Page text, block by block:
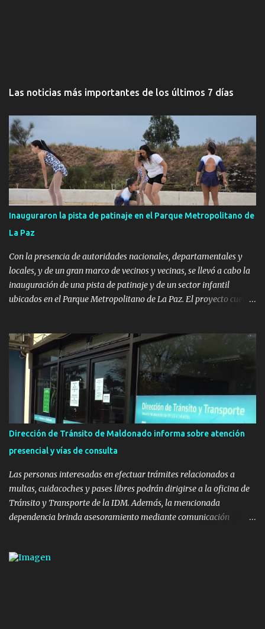
Las noticias más importantes de los últimos 7 días
Inauguraron la pista de patinaje en el Parque Metropolitano de
La Paz
Con la presencia de autoridades nacionales, departamentales y
locales, y de un gran marco de vecinos y vecinas, se llevó a cabo la
inauguración de una pista de patinaje y de un sector infantil
ubicados en el Parque Metropolitano de La Paz. El proyecto cuenta
Pública de OPP, así como aportes del Gobierno de Canelones y del
Ministerio de Transporte y Obras Públicas. La nueva
infraestructura deportiva consiste en una plataforma de 35 m por
20 m con banco de hormigón sobre sus laterales. Su destino será
polifuncional, permitiendo la práctica de patín, hockey, gimnasia y
la realización de eventos culturales. Próximo a la pista, se
instalaron juegos infantiles y equipamiento urbano (bancos de
nuevos pavimentos e iluminación. La totalidad de estas obras
implicaron una inversión estimada ...
Dirección de Tránsito de Maldonado informa sobre atención
presencial y vías de consulta
Las personas interesadas en efectuar trámites relacionados a
multas, cuidacoches y pases libres podrán dirigirse a la oficina de
Tránsito y Transporte de la IDM. Además, la mencionada
dependencia brinda asesoramiento mediante comunicación
presencial comprende los siguientes trámites: Multas: devolución